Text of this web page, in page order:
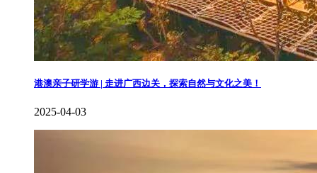
港澳亲子研学游 | 走进广西边关，探索自然与文化之美！
2025-04-03